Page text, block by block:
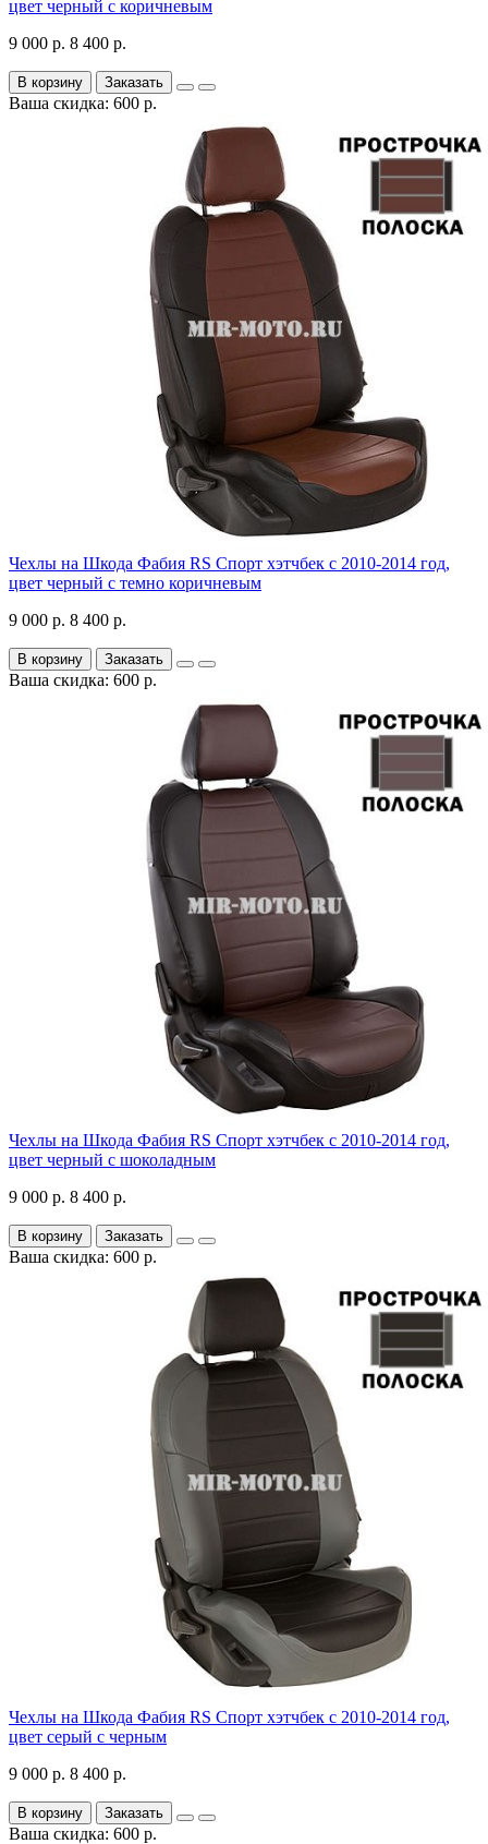
цвет черный с коричневым
9 000 р. 8 400 р.
В корзину Заказать
Ваша скидка: 600 р.
Чехлы на Шкода Фабия RS Спорт хэтчбек с 2010-2014 год,
цвет черный с темно коричневым
9 000 р. 8 400 р.
В корзину Заказать
Ваша скидка: 600 р.
Чехлы на Шкода Фабия RS Спорт хэтчбек с 2010-2014 год,
цвет черный с шоколадным
9 000 р. 8 400 р.
В корзину Заказать
Ваша скидка: 600 р.
Чехлы на Шкода Фабия RS Спорт хэтчбек с 2010-2014 год,
цвет серый с черным
9 000 р. 8 400 р.
В корзину Заказать
Ваша скидка: 600 р.